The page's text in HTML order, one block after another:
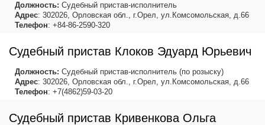
Должность: Судебный пристав-исполнитель
Адрес: 302026, Орловская обл., г.Орел, ул.Комсомольская, д.66
Телефон: +84-86-2590-320
Судебный пристав Клоков Эдуард Юрьевич
Должность: Судебный пристав-исполнитель (по розыску)
Адрес: 302026, Орловская обл., г.Орел, ул.Комсомольская, д.66
Телефон: +7(4862)59-03-20
Судебный пристав Кривенкова Ольга